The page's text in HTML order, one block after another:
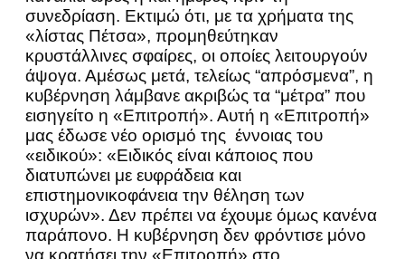
συνεδρίαση. Εκτιμώ ότι, με τα χρήματα της
«λίστας Πέτσα», προμηθεύτηκαν
κρυστάλλινες σφαίρες, οι οποίες λειτουργούν
άψογα. Αμέσως μετά, τελείως “απρόσμενα”, η
κυβέρνηση λάμβανε ακριβώς τα “μέτρα” που
εισηγείτο η «Επιτροπή». Αυτή η «Επιτροπή»
μας έδωσε νέο ορισμό της έννοιας του
«ειδικού»: «Ειδικός είναι κάποιος που
διατυπώνει με ευφράδεια και
επιστημονικοφάνεια την θέληση των
ισχυρών». Δεν πρέπει να έχουμε όμως κανένα
παράπονο. Η κυβέρνηση δεν φρόντισε μόνο
να κρατήσει την «Επιτροπή» στο